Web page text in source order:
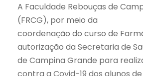
A Faculdade Rebouças de
(FRCG), por meio da
coordenação do curso de
autorização da Secretaria de
de Campina Grande para